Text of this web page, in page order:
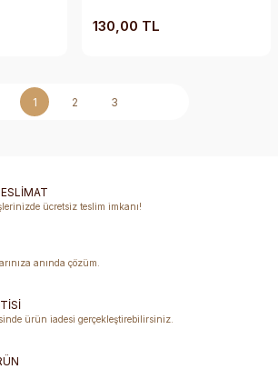
130,00 TL
1 2 3
ücretsiz teslim imkanı!
anında çözüm.
ürün iadesi gerçekleştirebilirsiniz.